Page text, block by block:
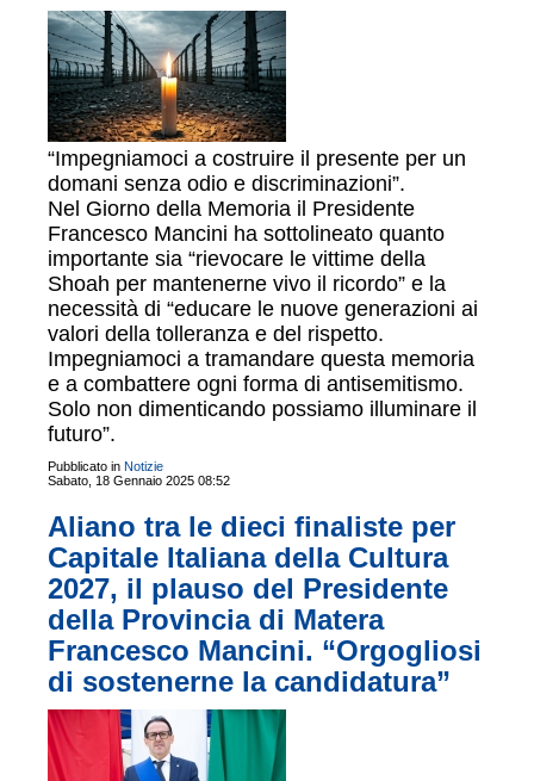
“Impegniamoci a costruire il presente per un
domani senza odio e discriminazioni”.
Nel Giorno della Memoria il Presidente
Francesco Mancini ha sottolineato quanto
importante sia “rievocare le vittime della
Shoah per mantenerne vivo il ricordo” e la
necessità di “educare le nuove generazioni ai
valori della tolleranza e del rispetto.
Impegniamoci a tramandare questa memoria
e a combattere ogni forma di antisemitismo.
Solo non dimenticando possiamo illuminare il
futuro”.
Pubblicato in Notizie
Sabato, 18 Gennaio 2025 08:52
Aliano tra le dieci finaliste per
Capitale Italiana della Cultura
2027, il plauso del Presidente
della Provincia di Matera
Francesco Mancini. “Orgogliosi
di sostenerne la candidatura”